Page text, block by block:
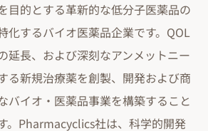
目的とする革新的な低分子医薬品の
化するバイオ医薬品企業です。QOL
延長、および深刻なアンメットニー
る新規治療薬を創製、開発および商
バイオ・医薬品事業を構築すること
。Pharmacyclics社は、科学的開発